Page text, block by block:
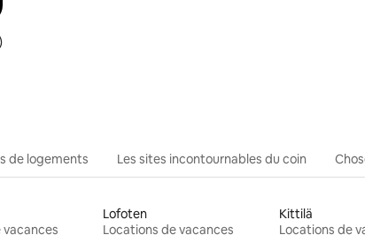
de 5 sur 5, 35 commentaires
de logements Les sites incontournables du coin
vacances
Lofoten
Locations de vacances
Kittilä
Locations de